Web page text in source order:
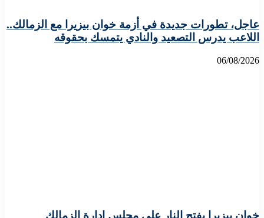
عاجل، تطورات جديدة في أزمة خوان بيزيرا مع الزمالك..
اللاعب يدرس التصعيد والنادي يتمسك بحقوقه
06/08/2026
خوان بيزيرا يفتح النار على مجلس إدارة الزمالك